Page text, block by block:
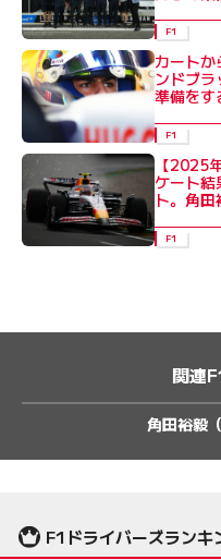
F1
カートか
ンドブ
準備をす
F1
【2025
ケート
ト。角
F1
関連
角田裕毅
F1ドライバーズランキ